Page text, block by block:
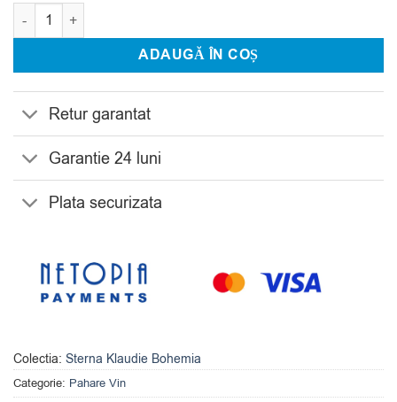
Cantitate Set 6 Pahare Vin Bohemia Sterna Klaudie 150 ml
ADAUGĂ ÎN COȘ
Retur garantat
Garantie 24 luni
Plata securizata
Colectia: Sterna Klaudie Bohemia
Categorie: Pahare Vin